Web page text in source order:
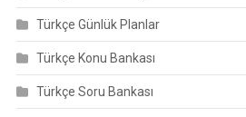
Türkçe Günlük Planlar
Türkçe Konu Bankası
Türkçe Soru Bankası